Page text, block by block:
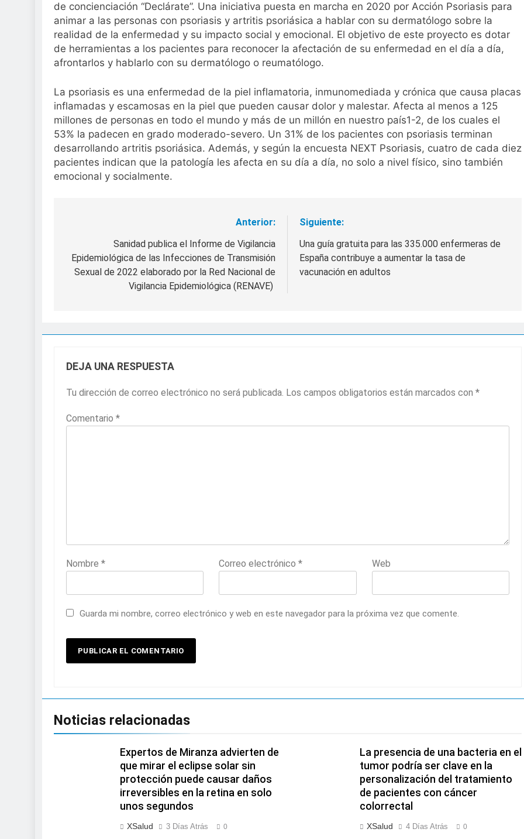
de concienciación “Declárate”. Una iniciativa puesta en marcha en 2020 por Acción Psoriasis para
animar a las personas con psoriasis y artritis psoriásica a hablar con su dermatólogo sobre la
realidad de la enfermedad y su impacto social y emocional. El objetivo de este proyecto es dotar
de herramientas a los pacientes para reconocer la afectación de su enfermedad en el día a día,
afrontarlos y hablarlo con su dermatólogo o reumatólogo.
La psoriasis es una enfermedad de la piel inflamatoria, inmunomediada y crónica que causa placas
inflamadas y escamosas en la piel que pueden causar dolor y malestar. Afecta al menos a 125
millones de personas en todo el mundo y más de un millón en nuestro país1-2, de los cuales el
53% la padecen en grado moderado-severo. Un 31% de los pacientes con psoriasis terminan
desarrollando artritis psoriásica. Además, y según la encuesta NEXT Psoriasis, cuatro de cada diez
pacientes indican que la patología les afecta en su día a día, no solo a nivel físico, sino también
emocional y socialmente.
entradas
Anterior:
Sanidad publica el Informe de Vigilancia
Epidemiológica de las Infecciones de Transmisión
Sexual de 2022 elaborado por la Red Nacional de
Vigilancia Epidemiológica (RENAVE)
Siguiente:
Una guía gratuita para las 335.000 enfermeras de
España contribuye a aumentar la tasa de
vacunación en adultos
DEJA UNA RESPUESTA
Tu dirección de correo electrónico no será publicada. Los campos obligatorios están marcados con *
Comentario *
Nombre * Correo electrónico* Web
Guarda mi nombre, correo electrónico y web en este navegador para la próxima vez que comente.
Noticias relacionadas
Expertos de Miranza advierten de
que mirar el eclipse solar sin
protección puede causar daños
irreversibles en la retina en solo
unos segundos
XSalud 3 Días Atrás 0
La presencia de una bacteria en el
tumor podría ser clave en la
personalización del tratamiento
de pacientes con cáncer
colorrectal
XSalud 4 Días Atrás 0